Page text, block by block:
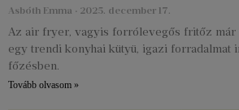
Asbóth Emma 2025. december 17.
Az air fryer, vagyis forrólevegős fritőz már
egy trendi konyhai kütyü, igazi forradalmat
főzésben.
Tovább olvasom »